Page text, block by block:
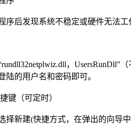
序后发现系统不稳定或硬件无法
，UsersRunDll”（
陆的用户名和密码即可。
键（可定时）
择新建(快捷方式，在弹出的向导